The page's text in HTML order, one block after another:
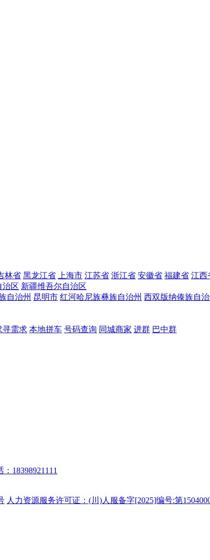
林省 黑龙江省 上海市 江苏省 浙江省 安徽省 福建省 江西
治区 新疆维吾尔自治区
自治州 昆明市 红河哈尼族彝族自治州 西双版纳傣族自治
寻需求 本地拼车 号码查询 同城商家 进群 巴中群
18398921111
人力资源服务许可证：(川)人服备字[2025]编号:第